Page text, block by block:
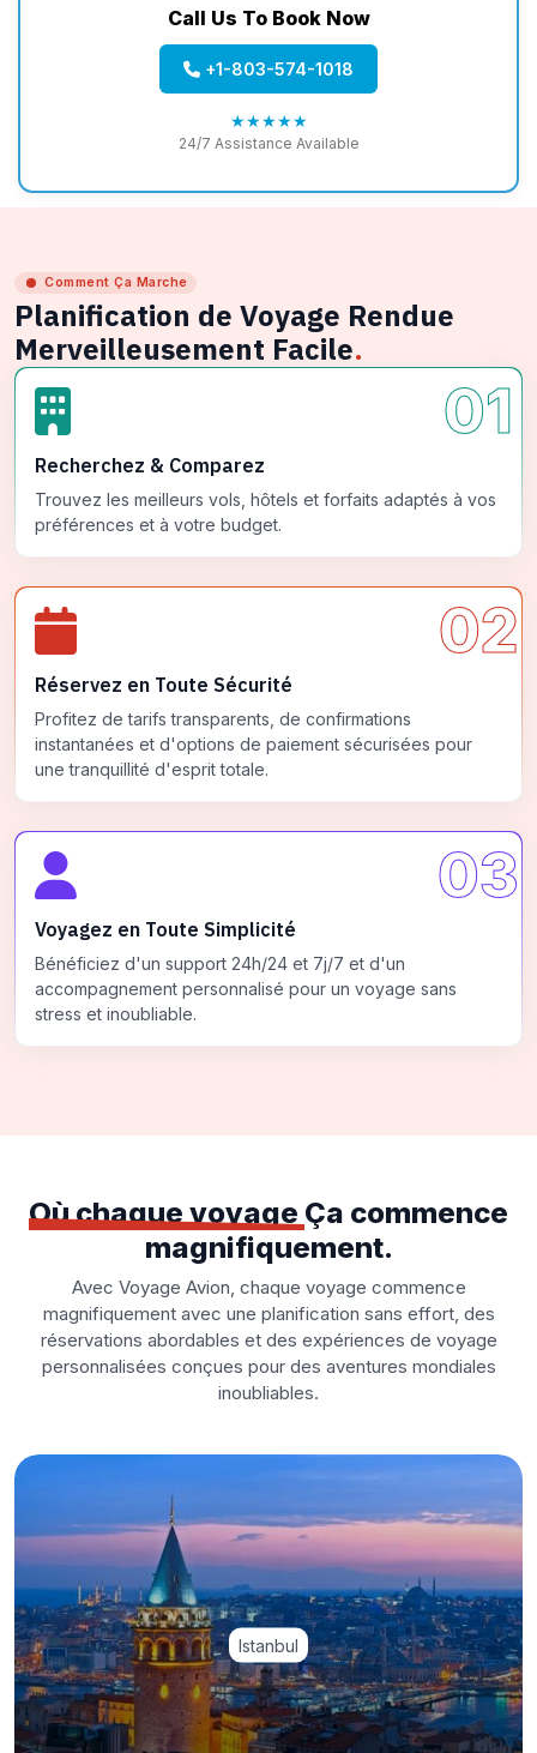
Call Us To Book Now
+1-803-574-1018
★★★★★
24/7 Assistance Available
Comment Ça Marche
Planification de Voyage Rendue
Merveilleusement Facile.
01
Recherchez & Comparez
Trouvez les meilleurs vols, hôtels et forfaits adaptés à vos
préférences et à votre budget.
02
Réservez en Toute Sécurité
Profitez de tarifs transparents, de confirmations
instantanées et d'options de paiement sécurisées pour
une tranquillité d'esprit totale.
03
Voyagez en Toute Simplicité
Bénéficiez d'un support 24h/24 et 7j/7 et d'un
accompagnement personnalisé pour un voyage sans
stress et inoubliable.
Où chaque voyage Ça commence
magnifiquement.
Avec Voyage Avion, chaque voyage commence
magnifiquement avec une planification sans effort, des
réservations abordables et des expériences de voyage
personnalisées conçues pour des aventures mondiales
inoubliables.
Istanbul